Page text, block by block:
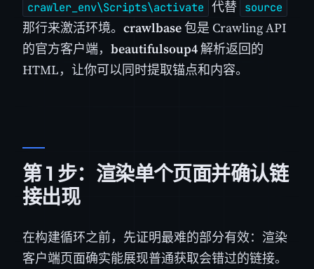
crawler_env\Scripts\activate 代替 source
那行来激活环境。 crawlbase包是 Crawling API
的官方客户端， beautifulsoup4解析返回的
HTML，让你可以同时提取锚点和内容。
第 1 步：渲染单个页面并确认链
接出现
在构建循环之前，先证明最难的部分有效：渲染
客户端页面确实能展现普通获取会错过的链接。